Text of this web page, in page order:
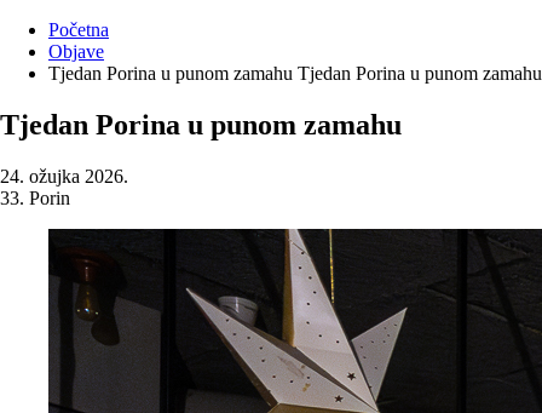
Početna
Objave
Tjedan Porina u punom zamahu Tjedan Porina u punom zamahu
Tjedan Porina u punom zamahu
24. ožujka 2026.
33. Porin